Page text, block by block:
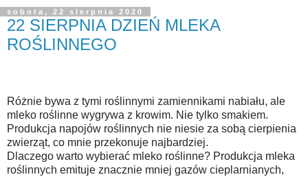
sobota, 22 sierpnia 2020
22 SIERPNIA DZIEŃ MLEKA
ROŚLINNEGO
Różnie bywa z tymi roślinnymi zamiennikami nabiału, ale
mleko roślinne wygrywa z krowim. Nie tylko smakiem.
Produkcja napojów roślinnych nie niesie za sobą cierpienia
zwierząt, co mnie przekonuje najbardziej.⠀⠀⠀⠀⠀⠀⠀⠀⠀
Dlaczego warto wybierać mleko roślinne? Produkcja mleka
roślinnych emituje znacznie mniej gazów cieplarnianych,